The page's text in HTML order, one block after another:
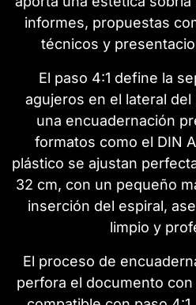
informes, propuestas
técnicos y
El paso 4:1 define la
agujeros en el lateral
una encuadernación
formatos como el DIN
plástico se ajustan
32 cm, con un pequeño
inserción del espiral,
limpio y
El proceso de
perfora el documento